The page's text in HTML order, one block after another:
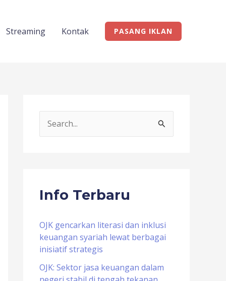
Streaming Kontak PASANG IKLAN
c
f
o
r
:
Info Terbaru
OJK gencarkan literasi dan inklusi
keuangan syariah lewat berbagai
inisiatif strategis
OJK: Sektor jasa keuangan dalam